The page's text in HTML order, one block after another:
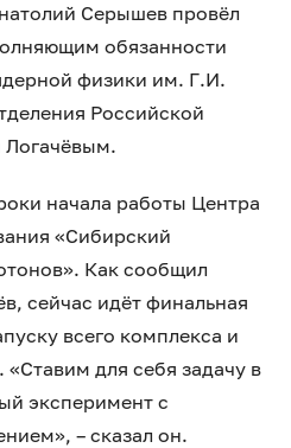
Серышев провёл
обязанности
физики им. Г.И.
Российской
начала работы Центра
«Сибирский
Как сообщил
сейчас идёт финальная
всего комплекса и
для себя задачу в
эксперимент с
– сказал он.